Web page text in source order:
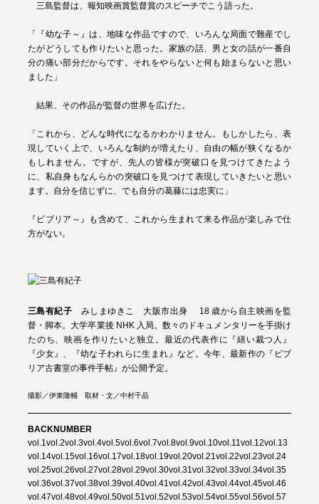
三島監督は、報知映画賞監督賞のスピーチでこう語った。
「『幼な子～』は、地味な作品ですので、いろんな局面で難産でし
たがどうしても作りたいと思った。家族の話、男と女の話が一番自
分の痛い部分だからです。それをやらないと何も始まらないと思い
ました」
結果、その作品が監督の世界を広げた。
「これから、どんな時代になるかわかりません。もしかしたら、表
現していく上で、いろんな制約が増えたり、自由の幅が狭くなるか
もしれません。ですが、先人の皆様が突破口を見つけてきたよう
に、私自身もなんらかの突破口を見つけて表現していきたいと思い
ます。自分を信じずに、でも自分の葛藤には忠実に」
『ビブリア～』も含めて、これから生まれて来る作品が楽しみで仕
方がない。
三島有紀子 みしまゆきこ 大阪市出身 18 歳から自主映画を監
督・脚本。大学卒業後 NHK 入局。数々のドキュメンタリーを手掛け
たのち、映画を作りたいと独立。最近の代表作に『繕い裁つ人』
『少女』、『幼な子われらに生まれ』など。今年、最新作の『ビブ
リア古書堂の事件手帖』が公開予定。
撮影／伊東隆輔 取材・文／中村千晶
BACKNUMBER
vol.1vol.2vol.3vol.4vol.5vol.6vol.7vol.8vol.9vol.10vol.11vol.12vol.13
vol.14vol.15vol.16vol.17vol.18vol.19vol.20vol.21vol.22vol.23vol.24
vol.25vol.26vol.27vol.28vol.29vol.30vol.31vol.32vol.33vol.34vol.35
vol.36vol.37vol.38vol.39vol.40vol.41vol.42vol.43vol.44vol.45vol.46
vol.47vol.48vol.49vol.50vol.51vol.52vol.53vol.54vol.55vol.56vol.57